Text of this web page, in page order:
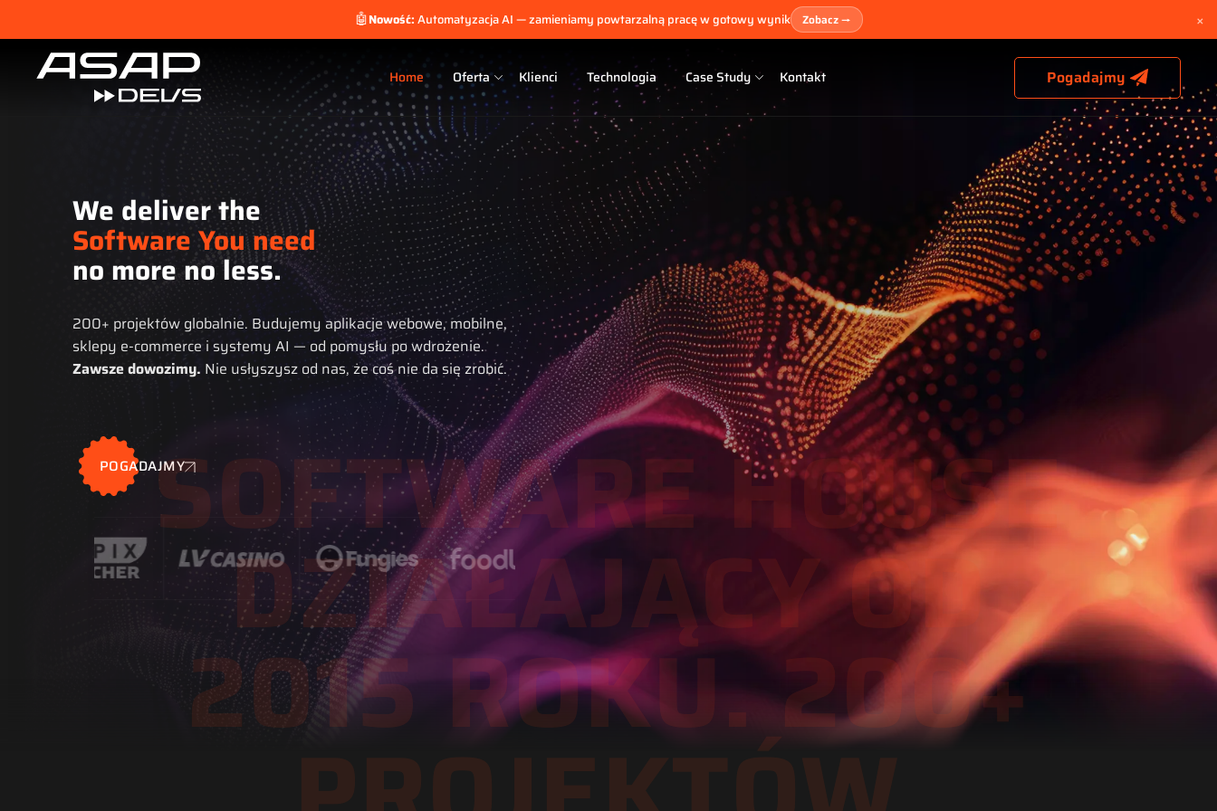
🤖Nowość:Automatyzacja AI — zamieniamy powtarzalną pracę w gotowy wynik Zobacz → ×
Home Oferta Klienci Technologia Case Study Kontakt Pogadajmy
We deliver the
Software You need
no more no less.
200+ projektów globalnie. Budujemy aplikacje webowe, mobilne,
sklepy e-commerce i systemy AI — od pomysłu po wdrożenie.
Zawsze dowozimy. Nie usłyszysz od nas, że coś nie da się zrobić.
POGADAJMYSOFTWARE HOUSE
DZIAŁAJĄCY OD
2015 ROKU. 200+